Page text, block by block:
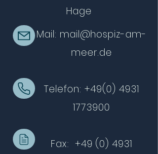
Hage
Mail: mail@hospiz-am-
meer.de
Telefon:+49(0) 4931
1773900
Fax: +49 (0) 4931